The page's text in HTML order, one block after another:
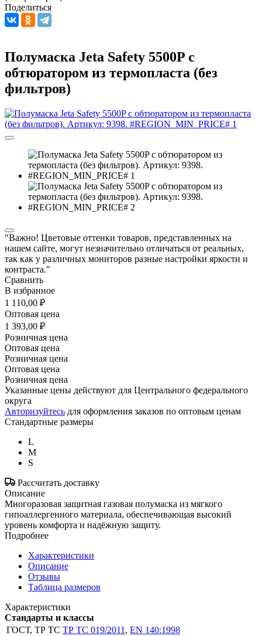
Поделиться
Полумаска Jeta Safety 5500P с
обтюратором из термопласта (без
фильтров)
"Важно! Цветовые оттенки товаров, представленных на
нашем сайте, могут незначительно отличаться от реальных,
так как у различных мониторов разные настройки яркости и
контраста."
Сравнить
В избранное
1 110,00 ₽
Оптовая цена
1 393,00 ₽
Розничная цена
Оптовая цена
Розничная цена
Оптовая цена
Розничная цена
Указанные цены действуют для Центрального федерального
округа
Авторизуйтесь для оформления заказов по оптовым ценам
Стандартные размеры
L
M
S
Рассчитать доставку
Описание
Многоразовая защитная газовая полумаска из мягкого
гипоаллергенного материала, обеспечивающая высокий
уровень комфорта и надёжную защиту.
Подробнее
Характеристики
Описание
Отзывы
Таблица размеров
Характеристики
Стандарты и классы
ГОСТ, ТР ТС ТР ТС 019/2011 , EN 140:1998